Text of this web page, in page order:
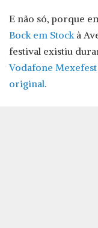
E não só, porque
Bock em Stockà
festival existiu
Vodafone Mexefest
original.